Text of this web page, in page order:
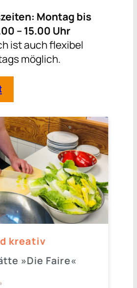
Montag bis
– 15.00 Uhr
ist auch flexibel
möglich.
kreativ
»Die Faire«